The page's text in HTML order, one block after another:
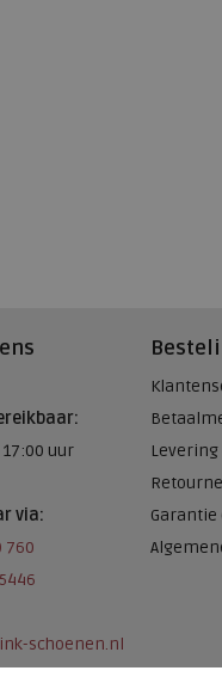
uur
via:
760
schoenen.nl